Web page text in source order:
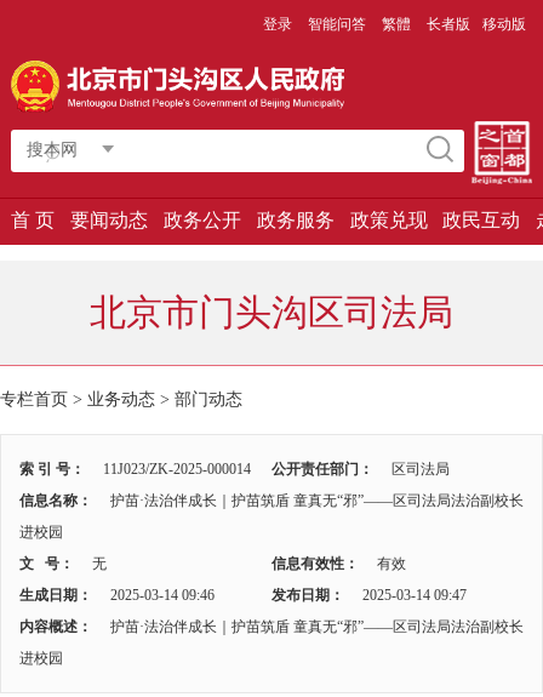
登录 智能问答 繁體 长者版 移动版
搜本网
首 页 要闻动态 政务公开 政务服务 政策兑现 政民互动
北京市门头沟区司法局
专栏首页 > 业务动态 > 部门动态
索 引 号： 11J023/ZK-2025-000014 公开责任部门：
区司法局
信息名称：
护苗·法治伴成长｜护苗筑盾 童真无“邪”——区司法局法治副校长
进校园
文 号：
无 信息有效性：
有效
生成日期：
2025-03-14 09:46 发布日期：
2025-03-14 09:47
内容概述：
护苗·法治伴成长｜护苗筑盾 童真无“邪”——区司法局法治副校长
进校园